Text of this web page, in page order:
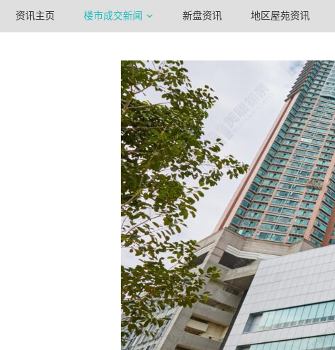
资讯主页 楼市成交新闻 新盘资讯 地区屋苑资讯